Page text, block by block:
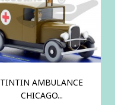
TINTIN AMBULANCE
CHICAGO...